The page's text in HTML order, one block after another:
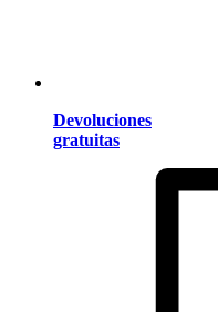
Devoluciones
gratuitas